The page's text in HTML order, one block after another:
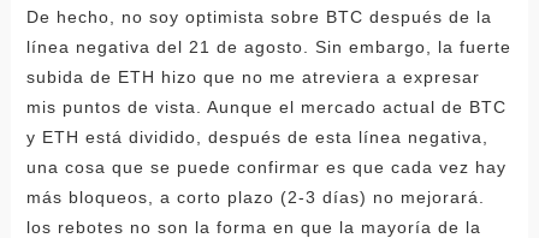
De hecho, no soy optimista sobre BTC después de la
línea negativa del 21 de agosto. Sin embargo, la fuerte
subida de ETH hizo que no me atreviera a expresar
mis puntos de vista. Aunque el mercado actual de BTC
y ETH está dividido, después de esta línea negativa,
una cosa que se puede confirmar es que cada vez hay
más bloqueos, a corto plazo (2-3 días) no mejorará.
los rebotes no son la forma en que la mayoría de la